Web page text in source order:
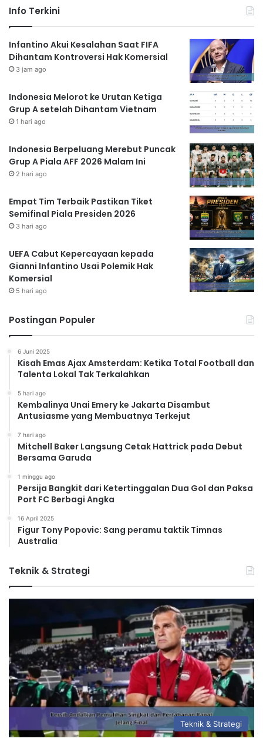
Info Terkini
Infantino Akui Kesalahan Saat FIFA
Dihantam Kontroversi Hak Komersial
3 jam ago
Indonesia Melorot ke Urutan Ketiga
Grup A setelah Dihantam Vietnam
1 hari ago
Indonesia Berpeluang Merebut Puncak
Grup A Piala AFF 2026 Malam Ini
2 hari ago
Empat Tim Terbaik Pastikan Tiket
Semifinal Piala Presiden 2026
3 hari ago
UEFA Cabut Kepercayaan kepada
Gianni Infantino Usai Polemik Hak
Komersial
5 hari ago
Postingan Populer
6 Juni 2025
Kisah Emas Ajax Amsterdam: Ketika Total Football dan
Talenta Lokal Tak Terkalahkan
5 hari ago
Kembalinya Unai Emery ke Jakarta Disambut
Antusiasme yang Membuatnya Terkejut
7 hari ago
Mitchell Baker Langsung Cetak Hattrick pada Debut
Bersama Garuda
1 minggu ago
Persija Bangkit dari Ketertinggalan Dua Gol dan Paksa
Port FC Berbagi Angka
16 April 2025
Figur Tony Popovic: Sang peramu taktik Timnas
Australia
Teknik & Strategi
Teknik & Strategi